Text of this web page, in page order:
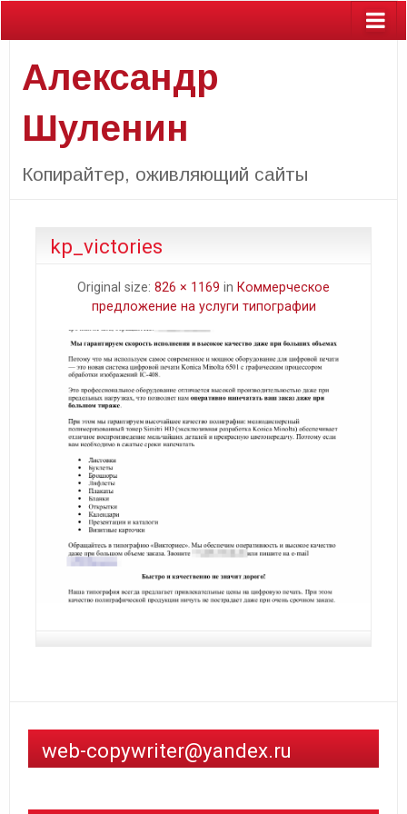
Александр
Шуленин
Копирайтер, оживляющий сайты
kp_victories
Original size: 826 × 1169 in Коммерческое
предложение на услуги типографии
web-copywriter@yandex.ru